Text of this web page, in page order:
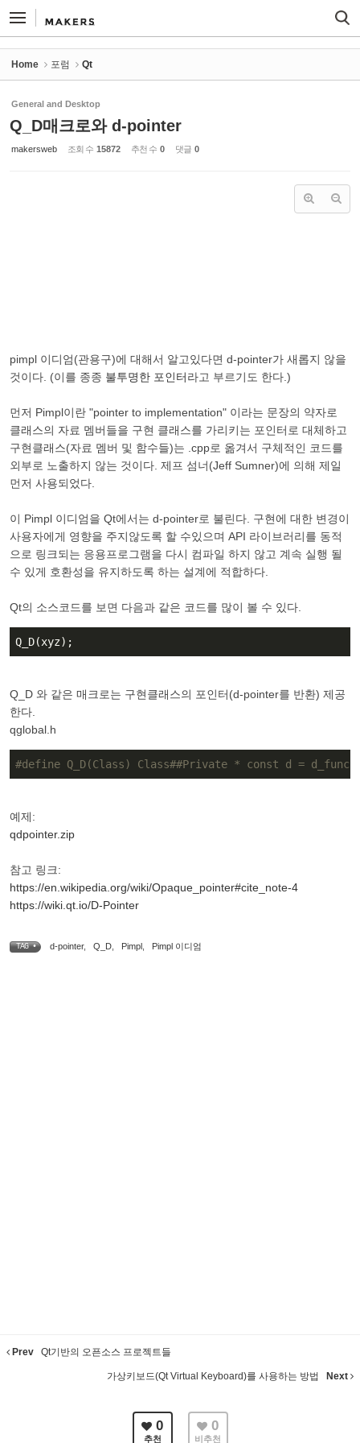
Home 포럼 Qt
General and Desktop
Q_D매크로와 d-pointer
makersweb 조회 수 15872 추천 수 0 댓글 0
pimpl 이디엄(관용구)에 대해서 알고있다면 d-pointer가 새롭지 않을
것이다. (이를 종종 불투명한 포인터라고 부르기도 한다.)
먼저 Pimpl이란 "pointer to implementation" 이라는 문장의 약자로
클래스의 자료 멤버들을 구현 클래스를 가리키는 포인터로 대체하고
구현클래스(자료 멤버 및 함수들)는 .cpp로 옮겨서 구체적인 코드를
외부로 노출하지 않는 것이다. 제프 섬너(Jeff Sumner)에 의해 제일
먼저 사용되었다.
이 Pimpl 이디엄을 Qt에서는 d-pointer로 불린다. 구현에 대한 변경이
사용자에게 영향을 주지않도록 할 수있으며 API 라이브러리를 동적
으로 링크되는 응용프로그램을 다시 컴파일 하지 않고 계속 실행 될
수 있게 호환성을 유지하도록 하는 설계에 적합하다.
Qt의 소스코드를 보면 다음과 같은 코드를 많이 볼 수 있다.
Q_D(xyz);
Q_D 와 같은 매크로는 구현클래스의 포인터(d-pointer를 반환) 제공
한다.
qglobal.h
#define Q_D(Class) Class##Private * const d =
예제:
qdpointer.zip
참고 링크:
https://en.wikipedia.org/wiki/Opaque_pointer#cite_note-4
https://wiki.qt.io/D-Pointer
TAG • d-pointer, Q_D Pimpl Pimpl 이디엄
Prev Qt기반의 오픈소스 프로젝트들
가상키보드(Qt Virtual Keyboard)를 사용하는 방법 Next
0
추천
0
비추천